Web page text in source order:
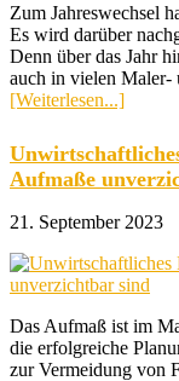
Zum Jahreswechsel
Es wird darüber
Denn über das Jahr
auch in vielen Maler-
[Weiterlesen...]
Vier
Tipps
für
Gewinn
Aufmaße
21. September 2023
Das Aufmaß ist im
die erfolgreiche
zur Vermeidung von